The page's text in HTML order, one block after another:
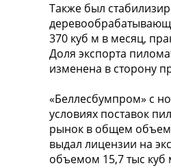
Также был
370 куб м в месяц,
Доля экспорта
изменена в сторону
«Беллесбумпром» с
условиях поставок
рынок в общем
выдал лицензии на
объемом 15,7 тыс куб